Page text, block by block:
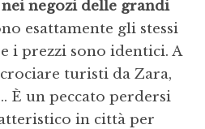
negozi delle grandi
esattamente gli stessi
i prezzi sono identici. A
turisti da Zara,
È un peccato perdersi
in città per